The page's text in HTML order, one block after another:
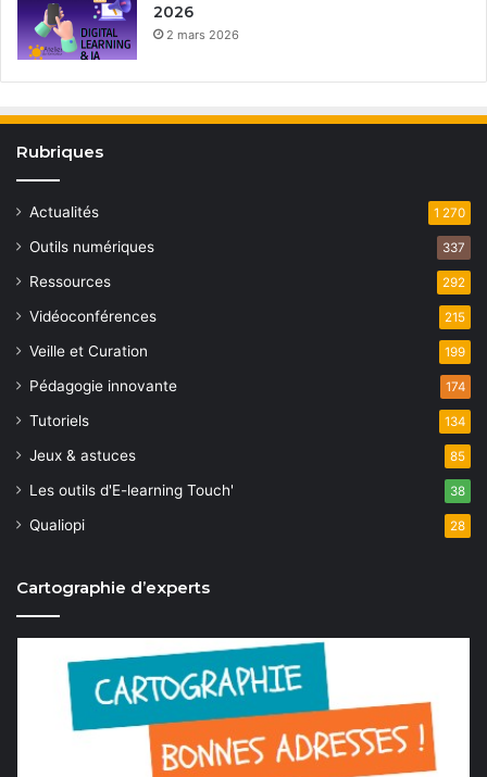
2026
2 mars 2026
Rubriques
Actualités 1 270
Outils numériques 337
Ressources 292
Vidéoconférences 215
Veille et Curation 199
Pédagogie innovante 174
Tutoriels 134
Jeux & astuces 85
Les outils d'E-learning Touch' 38
Qualiopi 28
Cartographie d’experts